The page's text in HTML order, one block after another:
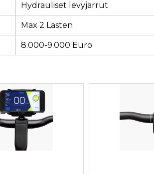
Hydrauliset levyjarrut
Max 2 Lasten
8.000-9.000 Euro